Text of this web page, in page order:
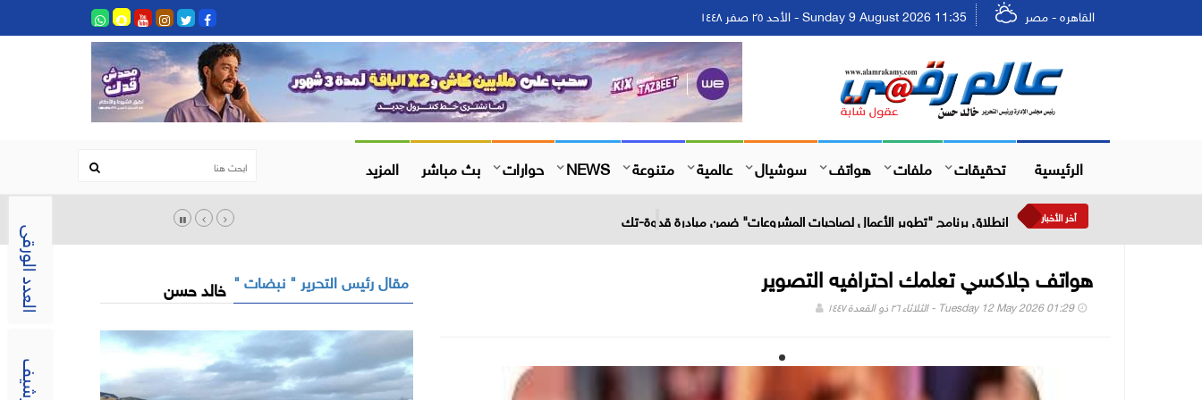
العدد الورقى
القاهره - مصر Sunday 9 August 2026 11:35 - الأحد ٢٥ صفر ١٤٤٨
الرئيسية تحقيقات ملفات هواتف سوشيال عالمية متنوعة NEWS حوارات بث مباشر المزيد
أخر الأخبار انطلاق برنامج "تطوير الأعمال لصاحبات المشروعات" ضمن مبادرة قدوة-تك
هواتف جلاكسي تعلمك احترافيه التصوير
Tuesday 12 May 2026 01:29 - الثلاثاء ٢٦ ذو القعدة ١٤٤٧
مقال رئيس التحرير " نبضات " خالد حسن